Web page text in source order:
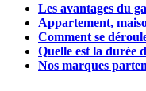
Les avantages du
Appartement,
Comment se
Quelle est la durée
Nos marques